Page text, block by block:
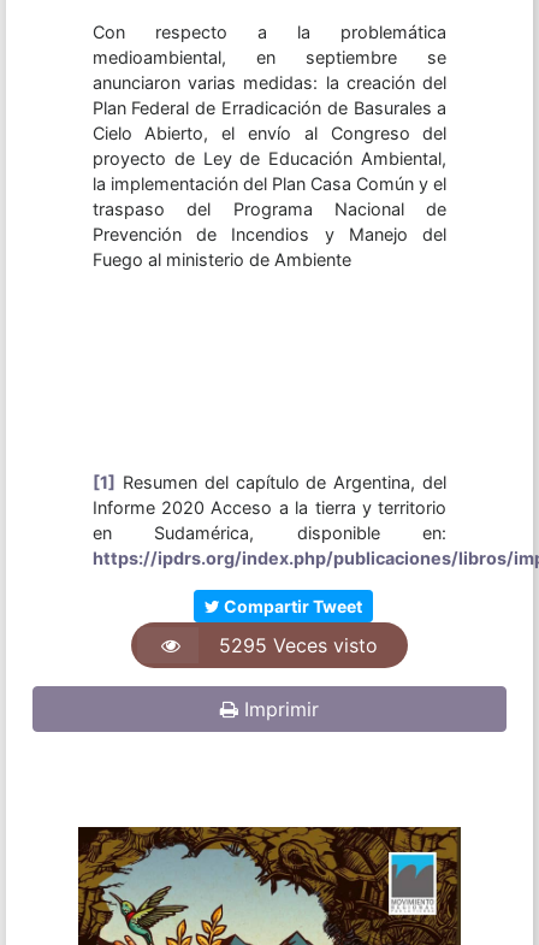
Con respecto a la problemática
medioambiental, en septiembre se
anunciaron varias medidas: la creación del
Plan Federal de Erradicación de Basurales a
Cielo Abierto, el envío al Congreso del
proyecto de Ley de Educación Ambiental,
la implementación del Plan Casa Común y el
traspaso del Programa Nacional de
Prevención de Incendios y Manejo del
Fuego al ministerio de Ambiente
[1] Resumen del capítulo de Argentina, del
Informe 2020 Acceso a la tierra y territorio
en Sudamérica, disponible en:
https://ipdrs.org/index.php/publicaciones/libros/
Compartir Tweet
5295 Veces visto
Imprimir